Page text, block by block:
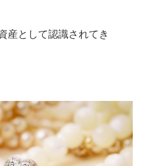
産として認識されてき